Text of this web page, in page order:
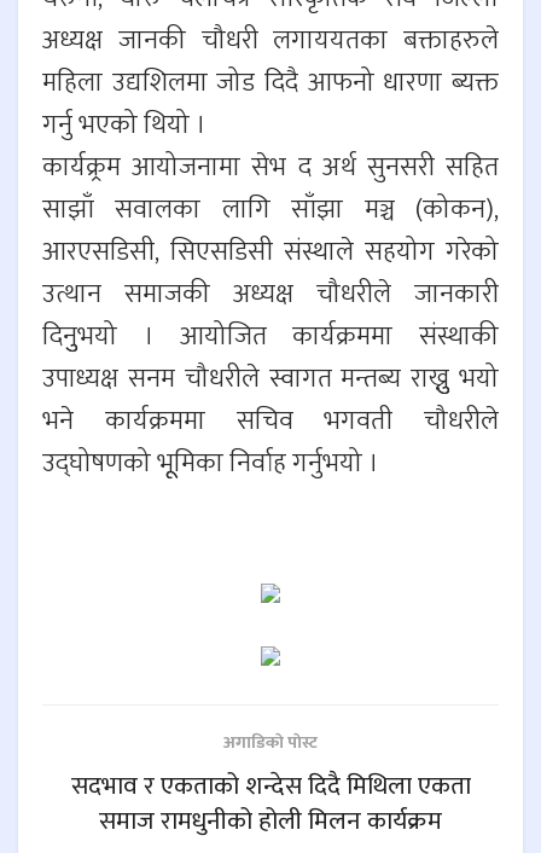
अध्यक्ष जानकी चौधरी लगाययतका बक्ताहरुले
महिला उद्यशिलमा जोड दिदै आफनो धारणा ब्यक्त
गर्नु भएको थियो ।
कार्यक्र्रम आयोजनामा सेभ द अर्थ सुनसरी सहित
साझाँ सवालका लागि साँझा मञ्च (कोकन),
आरएसडिसी, सिएसडिसी संस्थाले सहयोग गरेको
उत्थान समाजकी अध्यक्ष चौधरीले जानकारी
दिनुुभयो । आयोजित कार्यक्रममा संस्थाकी
उपाध्यक्ष सनम चौधरीले स्वागत मन्तब्य राख्नुु भयो
भने कार्यक्रममा सचिव भगवती चौधरीले
उद्घोषणको भूूमिका निर्वाह गर्नुभयो ।
अगाडिकाे पाेस्ट
सदभाव र एकताको शन्देस दिदै मिथिला एकता
समाज रामधुनीको होली मिलन कार्यक्रम